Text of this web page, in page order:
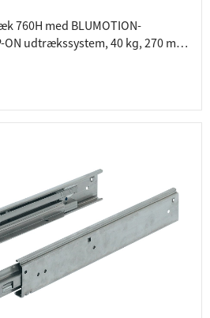
760H med BLUMOTION-
udtrækssystem, 40 kg, 270 mm